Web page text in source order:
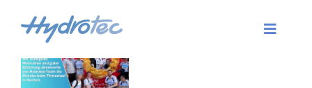
Inhalt
springen
Toggle
Aktuelles